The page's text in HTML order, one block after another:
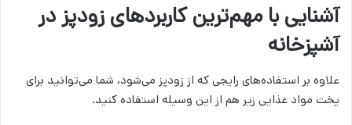
آشنایی با مهم‌ترین کاربردهای زودپز در
آشپزخانه
علاوه بر استفاده‌های رایجی که از زودپز می‌شود، شما می‌توانید برای
پخت مواد غذایی زیر هم از این وسیله استفاده کنید.